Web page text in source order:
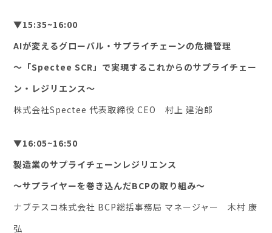
▼15:35~16:00
AIが変えるグローバル・サプライチェーンの危機管理
〜「Spectee SCR」で実現するこれからのサプライチェー
ン・レジリエンス〜
株式会社Spectee 代表取締役 CEO 村上 建治郎
▼16:05~16:50
製造業のサプライチェーンレジリエンス
～サプライヤーを巻き込んだBCPの取り組み～
ナブテスコ株式会社 BCP総括事務局 マネージャー 木村 康
弘